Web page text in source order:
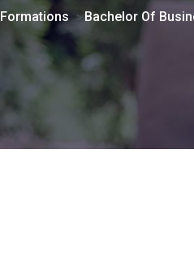
Formations >Bachelor Of